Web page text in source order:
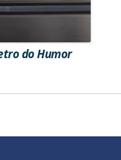
do Humor